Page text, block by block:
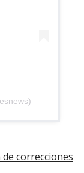
correcciones